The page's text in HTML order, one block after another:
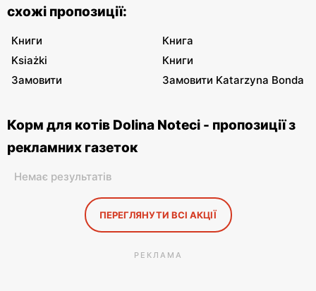
схожі пропозиції:
Книги
Книга
Ksiażki
Книги
Замовити
Замовити Katarzyna Bonda
Корм для котів Dolina Noteci - пропозиції з
рекламних газеток
Немає результатів
ПЕРЕГЛЯНУТИ ВСІ АКЦІЇ
РЕКЛАМА